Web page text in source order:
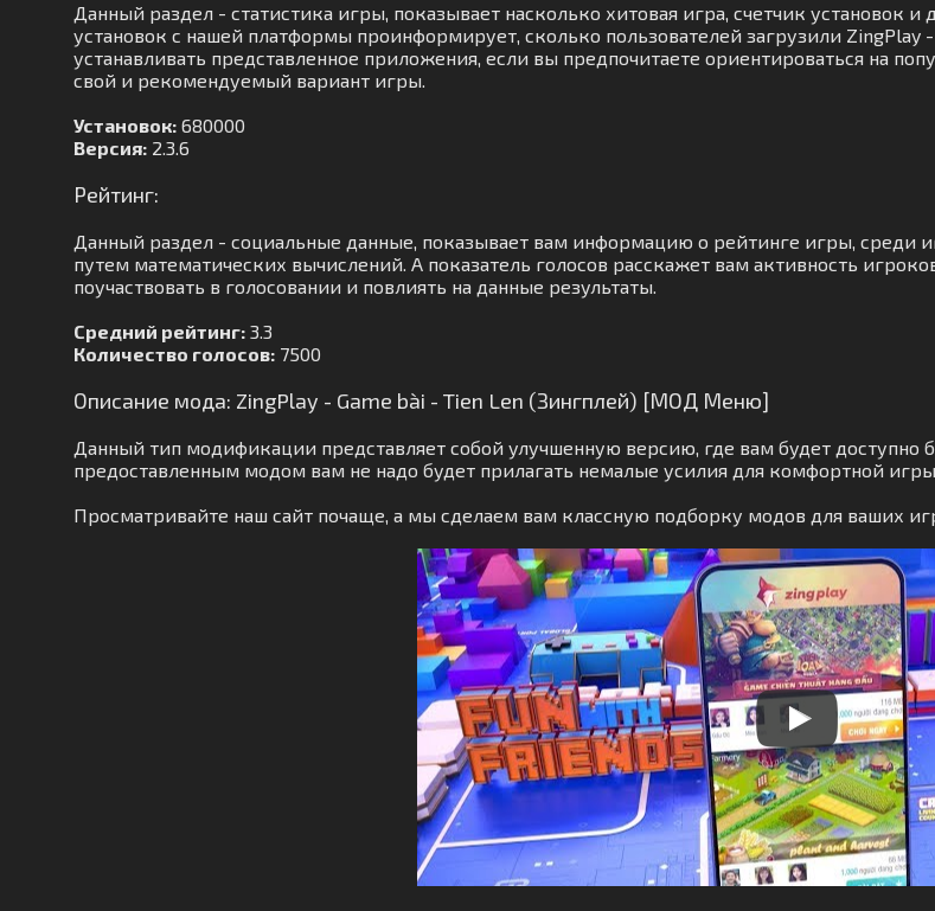
Данный раздел - статистика игры, показывает насколько хитовая игра, счетчик установок
установок с нашей платформы проинформирует, сколько пользователей загрузили
устанавливать представленное приложения, если вы предпочитаете ориентироваться на
свой и рекомендуемый вариант игры.
Установок: 680000
Версия: 2.3.6
Рейтинг:
Данный раздел - социальные данные, показывает вам информацию о рейтинге игры, среди
путем математических вычислений. А показатель голосов расскажет вам активность
поучаствовать в голосовании и повлиять на данные результаты.
Средний рейтинг: 3.3
Количество голосов: 7500
Описание мода: ZingPlay - Game bài - Tien Len (Зингплей) [МОД Меню]
Данный тип модификации представляет собой улучшенную версию, где вам будет доступно
предоставленным модом вам не надо будет прилагать немалые усилия для комфортной
Просматривайте наш сайт почаще, а мы сделаем вам классную подборку модов для ваших